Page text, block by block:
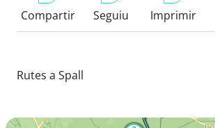
Compartir Seguiu Imprimir
Rutes a Spall